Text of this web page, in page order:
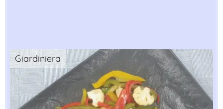
Giardiniera